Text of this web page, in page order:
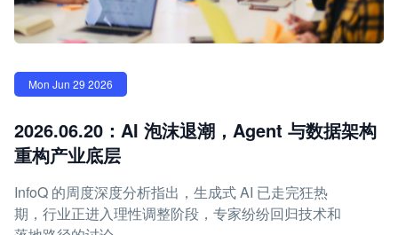
Mon Jun 29 2026
2026.06.20：AI 泡沫退潮，Agent 与数据架构
重构产业底层
InfoQ 的周度深度分析指出，生成式 AI 已走完狂热
期，行业正进入理性调整阶段，专家纷纷回归技术和